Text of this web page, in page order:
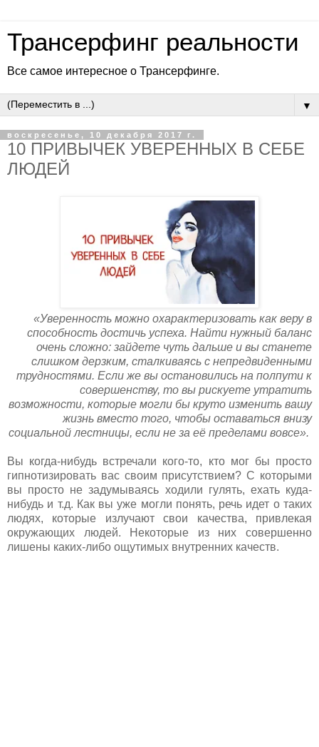
Трансерфинг реальности
Все самое интересное о Трансерфинге.
▼
воскресенье, 10 декабря 2017 г.
10 ПРИВЫЧЕК УВЕРЕННЫХ В СЕБЕ
ЛЮДЕЙ
«Уверенность можно охарактеризовать как веру в
способность достичь успеха. Найти нужный баланс
очень сложно: зайдете чуть дальше и вы станете
слишком дерзким, сталкиваясь с непредвиденными
трудностями. Если же вы остановились на полпути к
совершенству, то вы рискуете утратить
возможности, которые могли бы круто изменить вашу
жизнь вместо того, чтобы оставаться внизу
социальной лестницы, если не за её пределами вовсе».
Вы когда-нибудь встречали кого-то, кто мог бы просто
гипнотизировать вас своим присутствием? С которыми
вы просто не задумываясь ходили гулять, ехать куда-
нибудь и т.д. Как вы уже могли понять, речь идет о таких
людях, которые излучают свои качества, привлекая
окружающих людей. Некоторые из них совершенно
лишены каких-либо ощутимых внутренних качеств.